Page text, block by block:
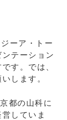
ーア・トー
テーション
す。では、
します。
都の山科に
していま